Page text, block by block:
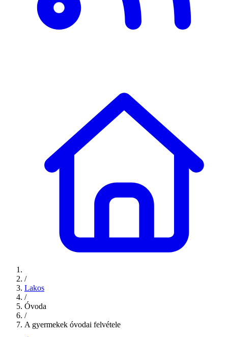
/
Lakos
/
Óvoda
/
A gyermekek óvodai felvétele